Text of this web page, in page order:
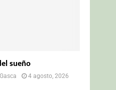
sueño
4 agosto, 2026